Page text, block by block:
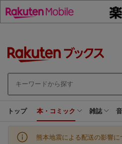
トップ 本・コミック 雑誌
熊本地震による配送の影響に